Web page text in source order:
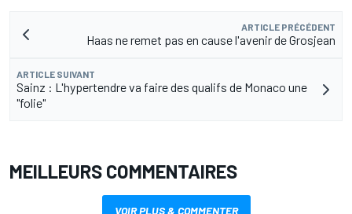
ARTICLE PRÉCÉDENT
Haas ne remet pas en cause l'avenir de Grosjean
ARTICLE SUIVANT
Sainz : L'hypertendre va faire des qualifs de Monaco une
"folie"
MEILLEURS COMMENTAIRES
VOIR PLUS & COMMENTER